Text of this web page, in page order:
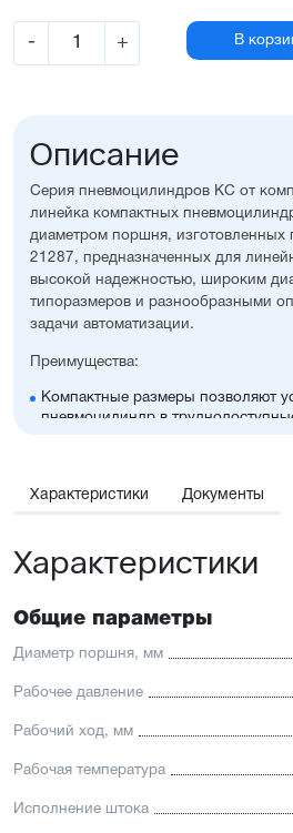
- + В
Описание
Серия пневмоцилиндров KC от
линейка компактных
диаметром поршня, изготовленных
21287, предназначенных для
высокой надежностью, широким
типоразмеров и разнообразными
задачи автоматизации.
Преимущества:
Компактные размеры позволяют
пневмоцилиндр в
Широкий ассортимент опций и
Высокая производительность.
Имеется опрос положения и
демпфирования
трёх сторон
промышленности
Низкий уровень шума работы
Характеристики Документы
Характеристики
Общие параметры
Диаметр поршня, мм
Рабочее давление
Рабочий ход, мм
Рабочая температура
Исполнение штока